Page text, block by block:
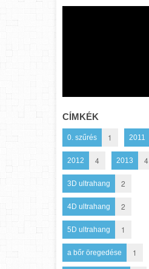
CÍMKÉK
0. szűrés 1 2011
2012 4 2013 4
3D ultrahang 2
4D ultrahang 2
5D ultrahang 1
a bőr öregedése 1